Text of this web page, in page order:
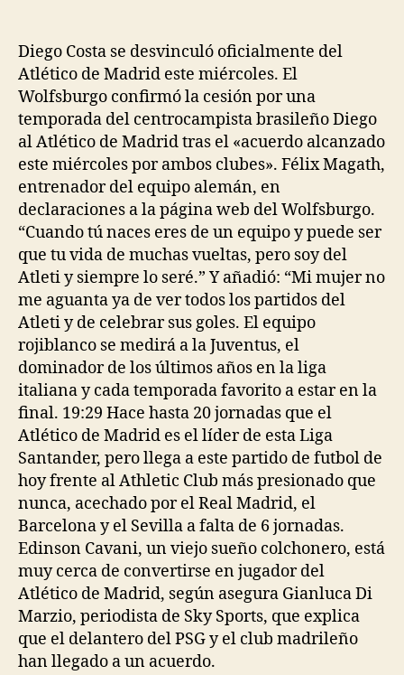
Diego Costa se desvinculó oficialmente del
Atlético de Madrid este miércoles. El
Wolfsburgo confirmó la cesión por una
temporada del centrocampista brasileño Diego
al Atlético de Madrid tras el «acuerdo alcanzado
este miércoles por ambos clubes». Félix Magath,
entrenador del equipo alemán, en
declaraciones a la página web del Wolfsburgo.
“Cuando tú naces eres de un equipo y puede ser
que tu vida de muchas vueltas, pero soy del
Atleti y siempre lo seré.” Y añadió: “Mi mujer no
me aguanta ya de ver todos los partidos del
Atleti y de celebrar sus goles. El equipo
rojiblanco se medirá a la Juventus, el
dominador de los últimos años en la liga
italiana y cada temporada favorito a estar en la
final. 19:29 Hace hasta 20 jornadas que el
Atlético de Madrid es el líder de esta Liga
Santander, pero llega a este partido de futbol de
hoy frente al Athletic Club más presionado que
nunca, acechado por el Real Madrid, el
Barcelona y el Sevilla a falta de 6 jornadas.
Edinson Cavani, un viejo sueño colchonero, está
muy cerca de convertirse en jugador del
Atlético de Madrid, según asegura Gianluca Di
Marzio, periodista de Sky Sports, que explica
que el delantero del PSG y el club madrileño
han llegado a un acuerdo.